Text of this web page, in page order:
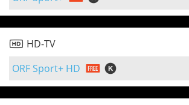
HD-TV
ORF Sport+ HD